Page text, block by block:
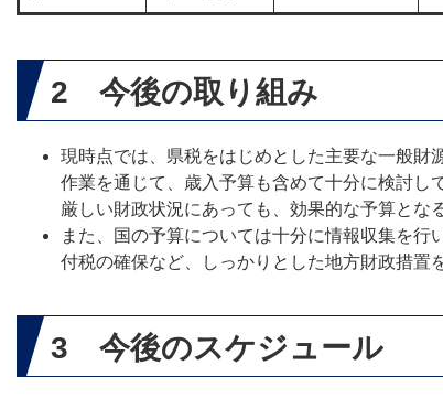
2 今後の取り組み
現時点では、県税をはじめとした主要な一般財
作業を通じて、歳入予算も含めて十分に検討し
厳しい財政状況にあっても、効果的な予算とな
また、国の予算については十分に情報収集を
付税の確保など、しっかりとした地方財政措置
3 今後のスケジュール